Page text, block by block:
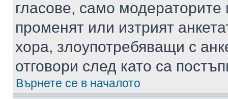
гласове, само
променят или изтрият
хора, злоупотребяващи с
отговори след като са
Върнете се в началото